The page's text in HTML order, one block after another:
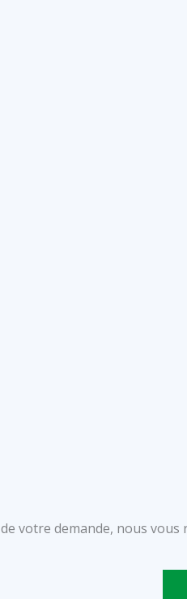
votre demande, nous